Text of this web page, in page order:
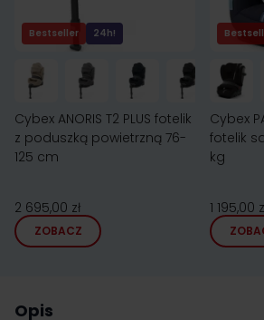
Bestseller 24h!
Cybex ANORIS T2 PLUS fotelik
z poduszką powietrzną 76-
125 cm
2 695,00 zł
ZOBACZ
Cybex
fotelik
kg
1 195,00
Opis